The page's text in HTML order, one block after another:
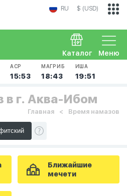
RU $ (USD)
Меню
Каталог
АСР
15:53
МАГРИБ
18:43
ИША
19:51
в г. Аква-Ибом
Главная Время намазов
Ближайшие
мечети